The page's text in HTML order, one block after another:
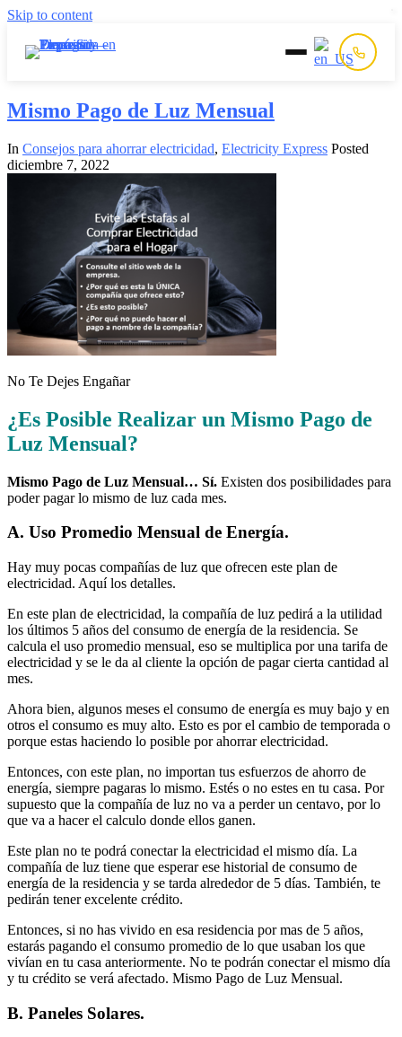
Skip to content
Inicio
Prepago
Quiénes Somos
Contacto
Mismo Pago de Luz Mensual
In Consejos para ahorrar electricidad, Electricity Express Posted
diciembre 7, 2022
No Te Dejes Engañar
¿Es Posible Realizar un Mismo Pago de
Luz Mensual?
Mismo Pago de Luz Mensual… Sí. Existen dos posibilidades para
poder pagar lo mismo de luz cada mes.
A. Uso Promedio Mensual de Energía.
Hay muy pocas compañías de luz que ofrecen este plan de
electricidad. Aquí los detalles.
En este plan de electricidad, la compañía de luz pedirá a la utilidad
los últimos 5 años del consumo de energía de la residencia. Se
calcula el uso promedio mensual, eso se multiplica por una tarifa de
electricidad y se le da al cliente la opción de pagar cierta cantidad al
mes.
Ahora bien, algunos meses el consumo de energía es muy bajo y en
otros el consumo es muy alto. Esto es por el cambio de temporada o
porque estas haciendo lo posible por ahorrar electricidad.
Entonces, con este plan, no importan tus esfuerzos de ahorro de
energía, siempre pagaras lo mismo. Estés o no estes en tu casa. Por
supuesto que la compañía de luz no va a perder un centavo, por lo
que va a hacer el calculo donde ellos ganen.
Este plan no te podrá conectar la electricidad el mismo día. La
compañía de luz tiene que esperar ese historial de consumo de
energía de la residencia y se tarda alrededor de 5 días. También, te
pedirán tener excelente crédito.
Entonces, si no has vivido en esa residencia por mas de 5 años,
estarás pagando el consumo promedio de lo que usaban los que
vivían en tu casa anteriormente. No te podrán conectar el mismo día
y tu crédito se verá afectado. Mismo Pago de Luz Mensual.
B. Paneles Solares.